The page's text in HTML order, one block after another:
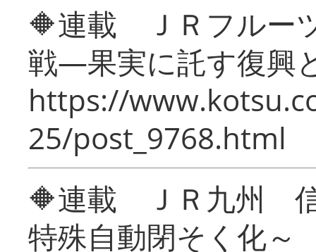
🔶連載 ＪＲフルー
戦―果実に託す復興
https://
25/post_9768.html
🔶連載 ＪＲ九州 信
特殊自動閉そく化～